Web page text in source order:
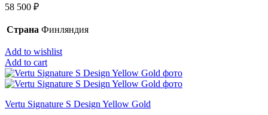
58 500 ₽
Страна Финляндия
Add to wishlist
Add to cart
Vertu Signature S Design Yellow Gold